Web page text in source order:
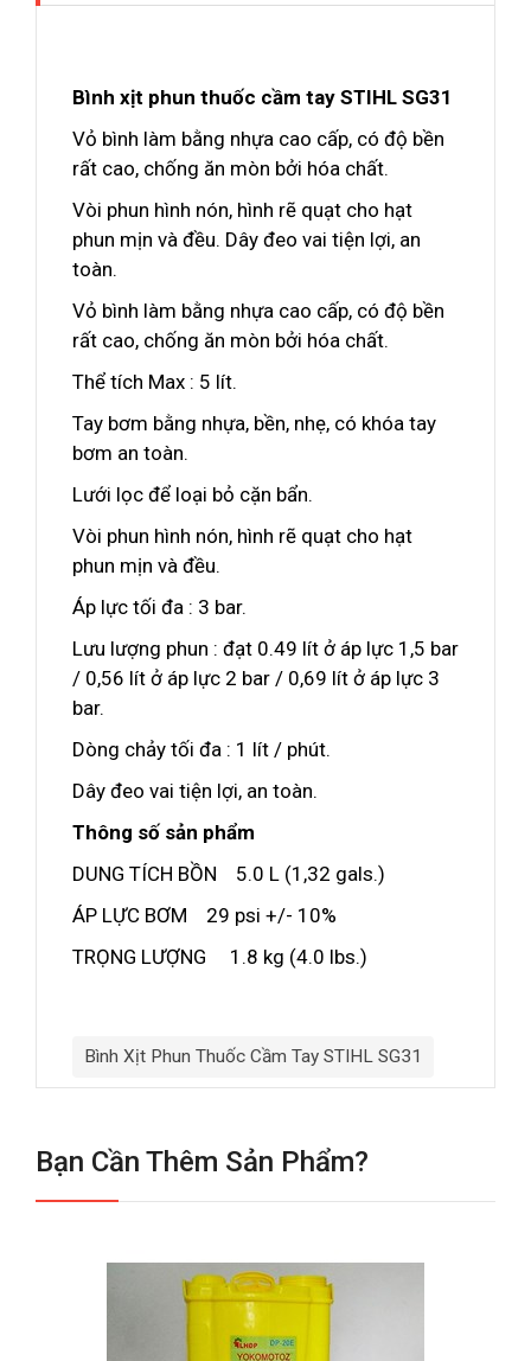
Bình xịt phun thuốc cầm tay STIHL SG31
Vỏ bình làm bằng nhựa cao cấp, có độ bền
rất cao, chống ăn mòn bởi hóa chất.
Vòi phun hình nón, hình rẽ quạt cho hạt
phun mịn và đều. Dây đeo vai tiện lợi, an
toàn.
Vỏ bình làm bằng nhựa cao cấp, có độ bền
rất cao, chống ăn mòn bởi hóa chất.
Thể tích Max : 5 lít.
Tay bơm bằng nhựa, bền, nhẹ, có khóa tay
bơm an toàn.
Lưới lọc để loại bỏ cặn bẩn.
Vòi phun hình nón, hình rẽ quạt cho hạt
phun mịn và đều.
Áp lực tối đa : 3 bar.
Lưu lượng phun : đạt 0.49 lít ở áp lực 1,5 bar
/ 0,56 lít ở áp lực 2 bar / 0,69 lít ở áp lực 3
bar.
Dòng chảy tối đa : 1 lít / phút.
Dây đeo vai tiện lợi, an toàn.
Thông số sản phẩm
DUNG TÍCH BỒN 5.0 L (1,32 gals.)
ÁP LỰC BƠM 29 psi +/- 10%
TRỌNG LƯỢNG 1.8 kg (4.0 lbs.)
Bình Xịt Phun Thuốc Cầm Tay STIHL SG31
Bạn Cần Thêm Sản Phẩm?